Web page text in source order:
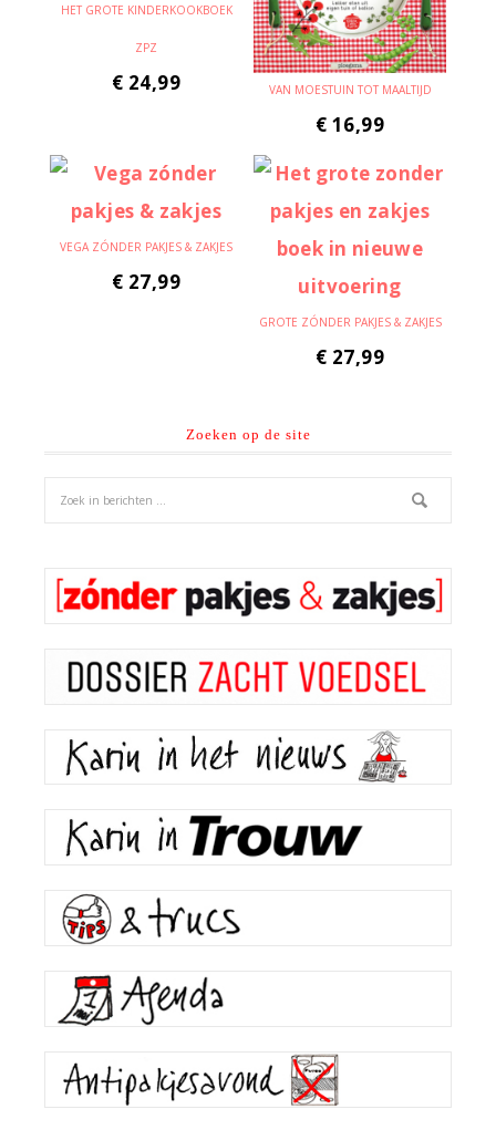
HET GROTE KINDERKOOKBOEK
ZPZ
€ 24,99 VAN MOESTUIN TOT MAALTIJD
€ 16,99
VEGA ZÓNDER PAKJES & ZAKJES
€ 27,99
GROTE ZÓNDER PAKJES & ZAKJES
€ 27,99
Zoeken op de site